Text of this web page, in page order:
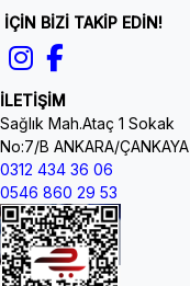
İÇİN BİZİ TAKİP EDİN!
İLETİŞİM
Sağlık Mah.Ataç 1 Sokak
No:7/B ANKARA/ÇANKAYA
0312 434 36 06
0546 860 29 53